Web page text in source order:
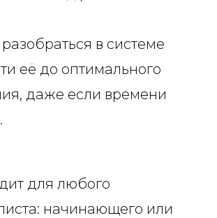
в системе
её до оптимального
даже если времени
для любого
начинающего или